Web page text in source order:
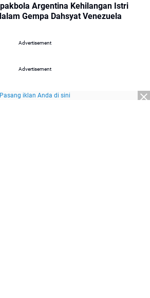
Argentina Kehilangan Istri
Gempa Dahsyat Venezuela
Advertisement
Advertisement
Pasang iklan Anda di sini